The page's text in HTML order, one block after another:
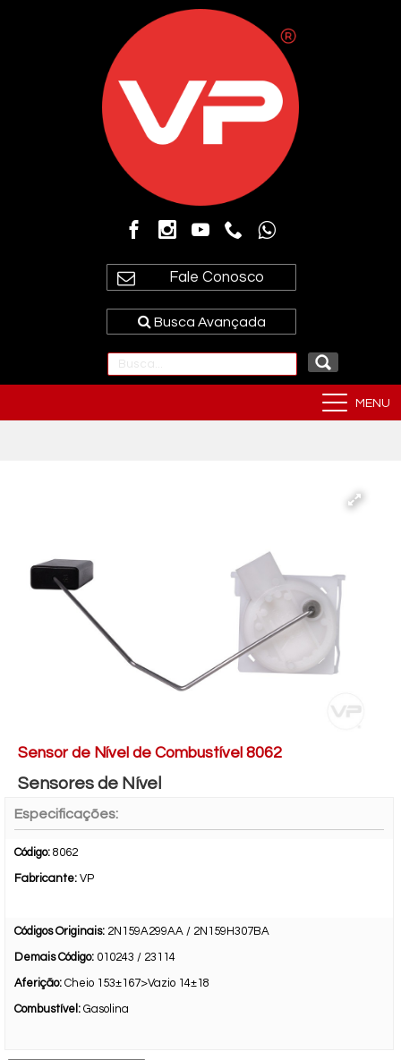
Fale Conosco
Busca Avançada
MENU
Sensor de Nível de Combustível 8062
Sensores de Nível
Especificações:
Código: 8062
Fabricante: VP
Códigos Originais: 2N159A299AA / 2N159H307BA
Demais Código: 010243 / 23114
Aferição: Cheio 153±167>Vazio 14±18
Combustível: Gasolina